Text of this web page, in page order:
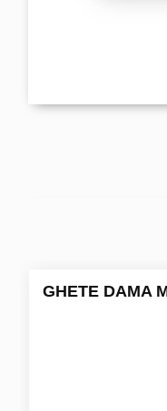
GHETE DAMA